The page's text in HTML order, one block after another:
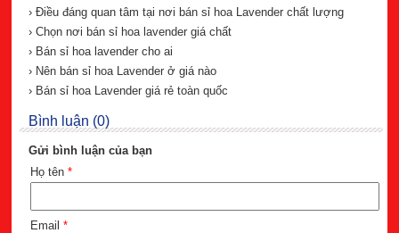
› Điều đáng quan tâm tại nơi bán sỉ hoa Lavender chất lượng
› Chọn nơi bán sỉ hoa lavender giá chất
› Bán sỉ hoa lavender cho ai
› Nên bán sỉ hoa Lavender ở giá nào
› Bán sỉ hoa Lavender giá rẻ toàn quốc
Bình luận (0)
Gửi bình luận của bạn
Họ tên *
Email *